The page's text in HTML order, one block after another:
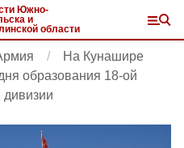
Южно-
и
области
На Кунашире
образования 18-ой
дивизии